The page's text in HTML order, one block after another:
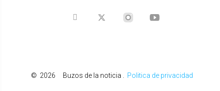
© 2026 Buzos de la noticia Politica de privacidad